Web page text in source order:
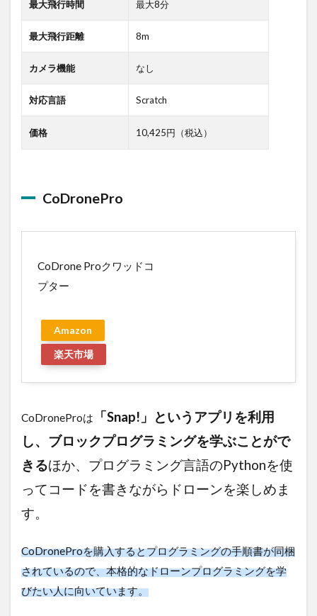
最大飛行時間 最大8分
最大飛行距離 8m
カメラ機能 なし
対応言語 Scratch
価格 10,425円（税込）
CoDronePro
CoDrone Proクワッドコ
プター
Amazon
楽天市場
CoDroneProは
「Snap!」というアプリを利用
し、ブロックプログラミングを学ぶことがで
きるほか、プログラミング言語のPythonを使
ってコードを書きながらドローンを楽しめま
す。
CoDroneProを購入するとプログラミングの手順書が同梱
されているので、本格的なドローンプログラミングを学
びたい人に向いています。